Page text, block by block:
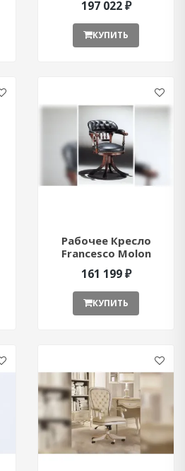
197 022 ₽
КУПИТЬ
Рабочее Кресло
Francesco Molon
Executive ant49093
161 199 ₽
КУПИТЬ